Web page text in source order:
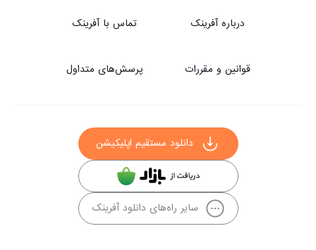
درباره آفرینک تماس با آفرینک
قوانین و مقررات پرسش‌های متداول
دانلود مستقیم اپلیکیشن
سایر راه‌های دانلود آفرینک